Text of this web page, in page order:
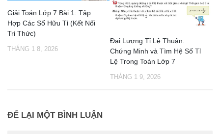
Giải Toán Lớp 7 Bài 1: Tập
Hợp Các Số Hữu Tỉ (Kết Nối
Tri Thức)
THÁNG 1 8, 2026
Đại Lượng Tỉ Lệ Thuận:
Chứng Minh và Tìm Hệ Số Tỉ
Lệ Trong Toán Lớp 7
THÁNG 1 9, 2026
ĐỂ LẠI MỘT BÌNH LUẬN